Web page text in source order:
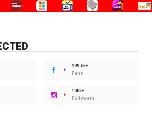
209.6k+
Fans
100k+
Followers